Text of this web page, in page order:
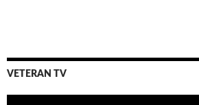
VETERAN TV